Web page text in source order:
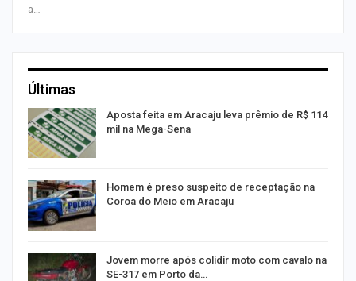
a…
Últimas
Aposta feita em Aracaju leva prêmio de R$ 114
mil na Mega-Sena
Homem é preso suspeito de receptação na
Coroa do Meio em Aracaju
Jovem morre após colidir moto com cavalo na
SE-317 em Porto da…